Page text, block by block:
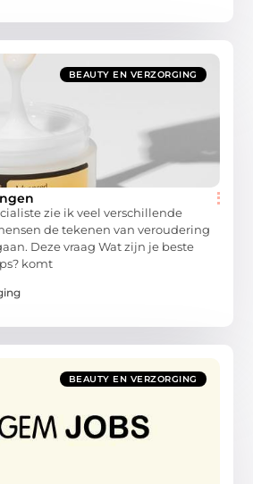
BEAUTY EN VERZORGING
zie ik veel verschillende
de tekenen van veroudering
Deze vraag Wat zijn je beste
komt
BEAUTY EN VERZORGING